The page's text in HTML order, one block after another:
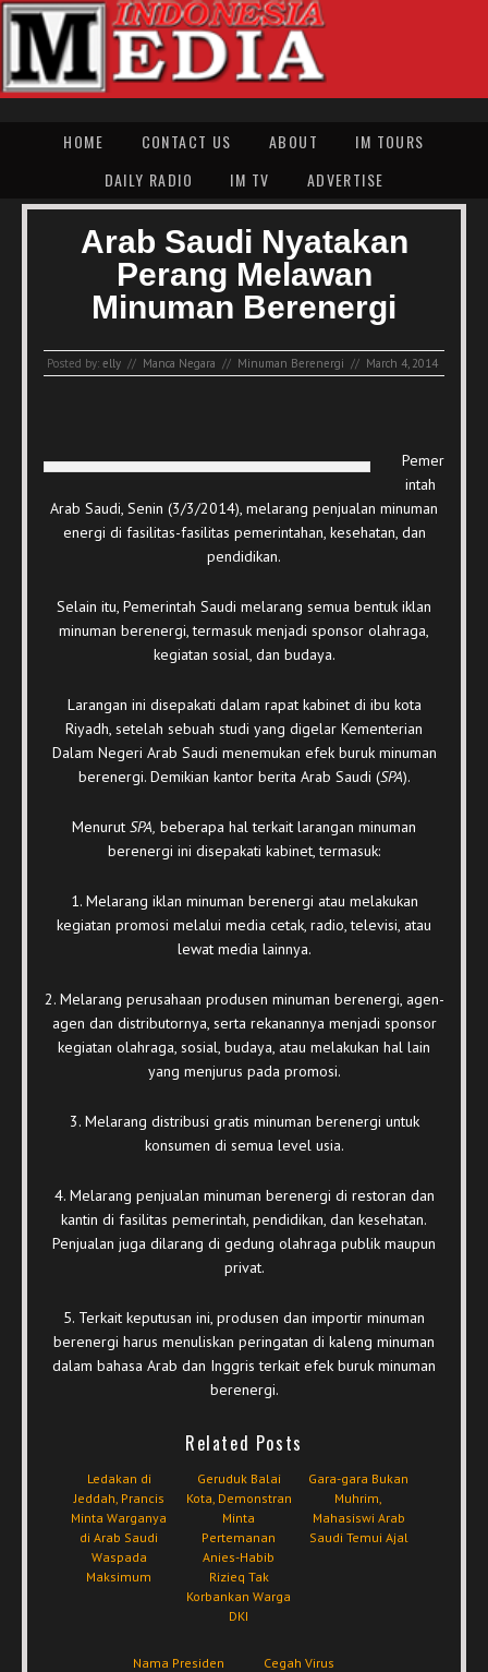
HOME CONTACT US ABOUT
IM TOURS
DAILY RADIO
IM TV ADVERTISE
Arab Saudi Nyatakan
Perang Melawan
Minuman Berenergi
Posted by: elly // Manca Negara // Minuman Berenergi // March 4, 2014
Pemer
intah
Arab Saudi, Senin (3/3/2014), melarang penjualan minuman
energi di fasilitas-fasilitas pemerintahan, kesehatan, dan
pendidikan.
Selain itu, Pemerintah Saudi melarang semua bentuk iklan
minuman berenergi, termasuk menjadi sponsor olahraga,
kegiatan sosial, dan budaya.
Larangan ini disepakati dalam rapat kabinet di ibu kota
Riyadh, setelah sebuah studi yang digelar Kementerian
Dalam Negeri Arab Saudi menemukan efek buruk minuman
berenergi. Demikian kantor berita Arab Saudi (SPA).
Menurut SPA, beberapa hal terkait larangan minuman
berenergi ini disepakati kabinet, termasuk:
1. Melarang iklan minuman berenergi atau melakukan
kegiatan promosi melalui media cetak, radio, televisi, atau
lewat media lainnya.
2. Melarang perusahaan produsen minuman berenergi, agen-
agen dan distributornya, serta rekanannya menjadi sponsor
kegiatan olahraga, sosial, budaya, atau melakukan hal lain
yang menjurus pada promosi.
3. Melarang distribusi gratis minuman berenergi untuk
konsumen di semua level usia.
4. Melarang penjualan minuman berenergi di restoran dan
kantin di fasilitas pemerintah, pendidikan, dan kesehatan.
Penjualan juga dilarang di gedung olahraga publik maupun
privat.
5. Terkait keputusan ini, produsen dan importir minuman
berenergi harus menuliskan peringatan di kaleng minuman
dalam bahasa Arab dan Inggris terkait efek buruk minuman
berenergi.
Related Posts
Ledakan di
Jeddah, Prancis
Minta Warganya
di Arab Saudi
Waspada
Maksimum
Geruduk Balai
Kota, Demonstran
Minta
Pertemanan
Anies-Habib
Rizieq Tak
Korbankan Warga
DKI
Gara-gara Bukan
Muhrim,
Mahasiswi Arab
Saudi Temui Ajal
Nama Presiden
Cegah Virus